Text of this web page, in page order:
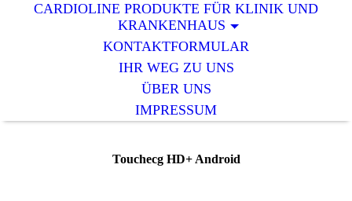
CARDIOLINE PRODUKTE FÜR KLINIK UND
KRANKENHAUS
KONTAKTFORMULAR
IHR WEG ZU UNS
ÜBER UNS
IMPRESSUM
Touchecg HD+ Android